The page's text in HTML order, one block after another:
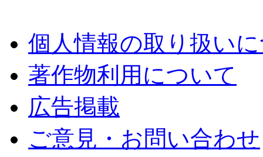
個人情報の取り扱い
著作物利用について
広告掲載
ご意見・お問い合わせ